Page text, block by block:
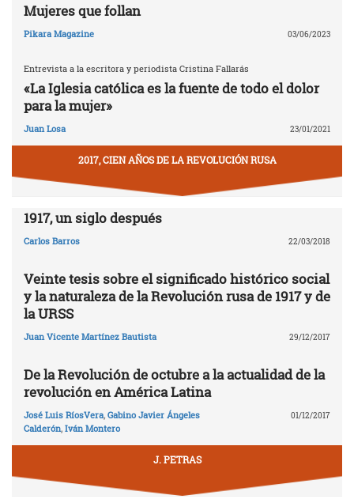
Mujeres que follan
Pikara Magazine 03/06/2023
Entrevista a la escritora y periodista Cristina Fallarás
«La Iglesia católica es la fuente de todo el dolor
para la mujer»
Juan Losa 23/01/2021
2017, CIEN AÑOS DE LA REVOLUCIÓN RUSA
1917, un siglo después
Carlos Barros 22/03/2018
Veinte tesis sobre el significado histórico social
y la naturaleza de la Revolución rusa de 1917 y de
la URSS
Juan Vicente Martínez Bautista 29/12/2017
De la Revolución de octubre a la actualidad de la
revolución en América Latina
José Luis RíosVera, Gabino Javier Ángeles
Calderón, Iván Montero
01/12/2017
J. PETRAS